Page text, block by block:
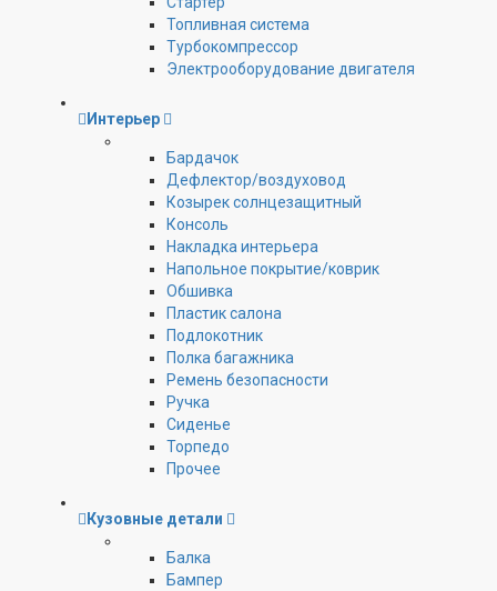
Топливная система
Турбокомпрессор
Электрооборудование двигателя
Интерьер
Бардачок
Дефлектор/воздуховод
Козырек солнцезащитный
Консоль
Накладка интерьера
Напольное покрытие/коврик
Обшивка
Пластик салона
Подлокотник
Полка багажника
Ремень безопасности
Ручка
Сиденье
Торпедо
Прочее
Кузовные детали
Балка
Бампер